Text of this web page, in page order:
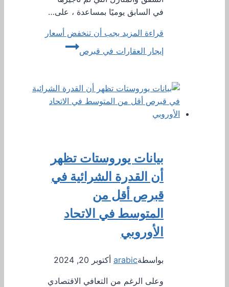
في السابق يوميًا بمساعدة ، على…
قراءة المزيد يجب أن تنخفض أسعار
إيجار العقارات في قبرص
بيانات يوروستات تظهر
أن القدرة الشرائية في
قبرص أقل من
المتوسط ​​في الاتحاد
الأوروبي
بواسطةarabic أكتوبر 20, 2024
وعلى الرغم من التعافي الاقتصادي